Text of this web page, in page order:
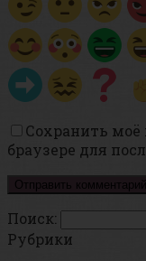
Сохранить моё
браузере для
Поиск:
Рубрики